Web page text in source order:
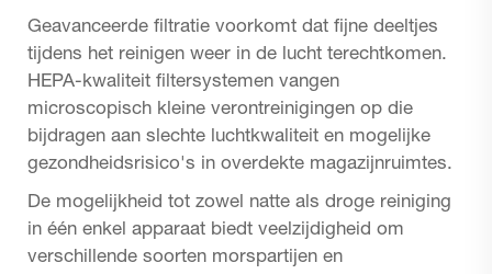
Geavanceerde filtratie voorkomt dat fijne deeltjes
tijdens het reinigen weer in de lucht terechtkomen.
HEPA-kwaliteit filtersystemen vangen
microscopisch kleine verontreinigingen op die
bijdragen aan slechte luchtkwaliteit en mogelijke
gezondheidsrisico's in overdekte magazijnruimtes.
De mogelijkheid tot zowel natte als droge reiniging
in één enkel apparaat biedt veelzijdigheid om
verschillende soorten morspartijen en